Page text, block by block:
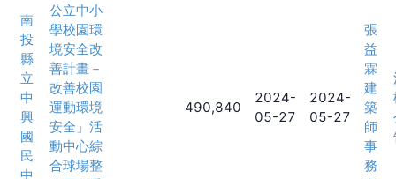
南
投
縣
立
中
興
國
民
中
公立中小
學校園環
境安全改
善計畫－
改善校園
運動環境
安全」活
動中心綜
合球場整
490,840
2024-
05-27
2024-
05-27
張
益
霖
建
築
師
事
務